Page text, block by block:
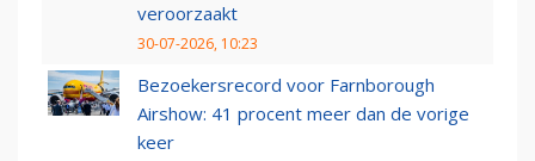
veroorzaakt
30-07-2026, 10:23
Bezoekersrecord voor Farnborough
Airshow: 41 procent meer dan de vorige
keer